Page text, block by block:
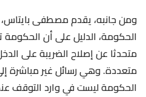
ومن جانبه، يقدم مصطفى
الحكومة، الدليل على أن
متحدثا عن إصلاح الضريبة على
متعددة. وهي رسائل غير مباشرة
الحكومة ليست في وارد التوقف